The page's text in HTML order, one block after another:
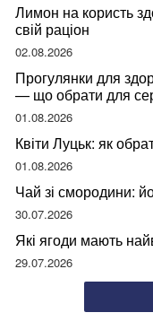
Лимон на користь
свій раціон
02.08.2026
Прогулянки для
— що обрати для
01.08.2026
Квіти Луцьк: як
01.08.2026
Чай зі смородини:
30.07.2026
Які ягоди мають
29.07.2026